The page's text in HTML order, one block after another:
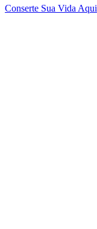
Conserte Sua Vida Aqui